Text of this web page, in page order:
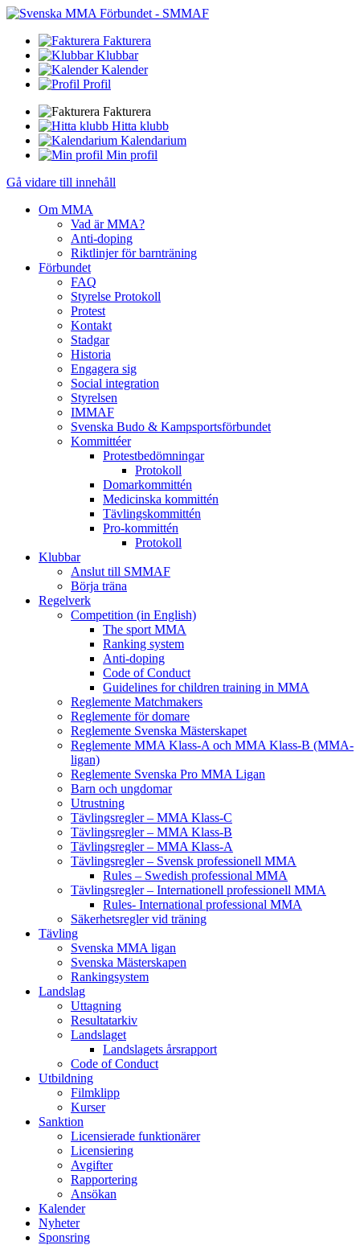
Fakturera
Klubbar
Kalender
Profil
Fakturera
Hitta klubb
Kalendarium
Min profil
Gå vidare till innehåll
Om MMA
Vad är MMA?
Anti-doping
Riktlinjer för barnträning
Förbundet
FAQ
Styrelse Protokoll
Protest
Kontakt
Stadgar
Historia
Engagera sig
Social integration
Styrelsen
IMMAF
Svenska Budo & Kampsportsförbundet
Kommittéer
Protestbedömningar
Protokoll
Domarkommittén
Medicinska kommittén
Tävlingskommittén
Pro-kommittén
Protokoll
Klubbar
Anslut till SMMAF
Börja träna
Regelverk
Competition (in English)
The sport MMA
Ranking system
Anti-doping
Code of Conduct
Guidelines for children training in MMA
Reglemente Matchmakers
Reglemente för domare
Reglemente Svenska Mästerskapet
Reglemente MMA Klass-A och MMA Klass-B (MMA-
ligan)
Reglemente Svenska Pro MMA Ligan
Barn och ungdomar
Utrustning
Tävlingsregler – MMA Klass-C
Tävlingsregler – MMA Klass-B
Tävlingsregler – MMA Klass-A
Tävlingsregler – Svensk professionell MMA
Rules – Swedish professional MMA
Tävlingsregler – Internationell professionell MMA
Rules- International professional MMA
Säkerhetsregler vid träning
Tävling
Svenska MMA ligan
Svenska Mästerskapen
Rankingsystem
Landslag
Uttagning
Resultatarkiv
Landslaget
Landslagets årsrapport
Code of Conduct
Utbildning
Filmklipp
Kurser
Sanktion
Licensierade funktionärer
Licensiering
Avgifter
Rapportering
Ansökan
Kalender
Nyheter
Sponsring